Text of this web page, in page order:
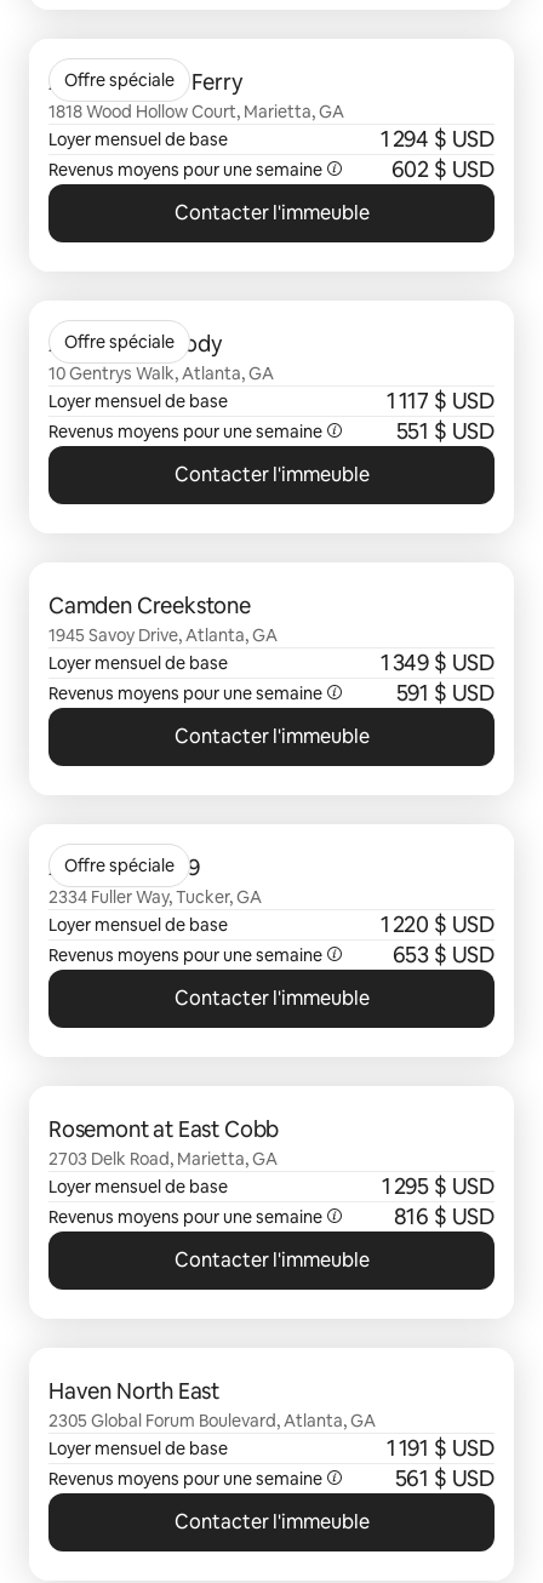
Offre spéciale
Avana Powers Ferry
1818 Wood Hollow Court, Marietta, GA
Loyer mensuel de base
1 294 $ USD
Revenus moyens pour une semaine 602 $ USD
Contacter l'immeuble
Offre spéciale
Avana Dunwoody
10 Gentrys Walk, Atlanta, GA
Loyer mensuel de base
1 117 $ USD
Revenus moyens pour une semaine 551 $ USD
Contacter l'immeuble
Camden Creekstone
1945 Savoy Drive, Atlanta, GA
Loyer mensuel de base
1 349 $ USD
Revenus moyens pour une semaine 591 $ USD
Contacter l'immeuble
Offre spéciale
Avana Twenty9
2334 Fuller Way, Tucker, GA
Loyer mensuel de base
1 220 $ USD
Revenus moyens pour une semaine 653 $ USD
Contacter l'immeuble
Rosemont at East Cobb
2703 Delk Road, Marietta, GA
Loyer mensuel de base
1 295 $ USD
Revenus moyens pour une semaine 816 $ USD
Contacter l'immeuble
Haven North East
2305 Global Forum Boulevard, Atlanta, GA
Loyer mensuel de base
1 191 $ USD
Revenus moyens pour une semaine 561 $ USD
Contacter l'immeuble